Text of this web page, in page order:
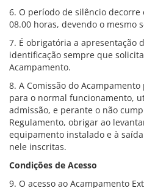
6. O período de silêncio decorre
08.00 horas, devendo o mesmo
7. É obrigatória a apresentação
identificação sempre que
Acampamento.
8. A Comissão do
para o normal funcionamento,
admissão, e perante o não
Regulamento, obrigar ao
equipamento instalado e à
nele inscritas.
Condições de Acesso
9. O acesso ao Acampamento